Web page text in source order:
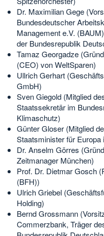
Dr. Maximilian Gege
Bundesdeutscher
Management e.V.
der Bundesrepublik
Tamaz Georgadze
(CEO) von WeltSparen)
Ullrich Gerhart
GmbH)
Sven Giegold (Mitglied
Staatssekretär im
Klimaschutz)
Günter Gloser (Mitglied
Staatsminister für
Dr. Anselm Görres
Zeitmanager München)
Prof. Dr. Dietmar Gosch
(BFH))
Ulrich Griebel
Holding)
Bernd Grossmann
Commerzbank, Träger